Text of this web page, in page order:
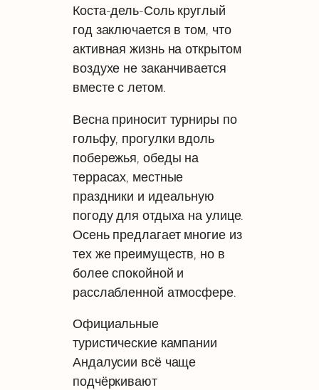
Коста-дель-Соль круглый
год заключается в том, что
активная жизнь на открытом
воздухе не заканчивается
вместе с летом.
Весна приносит турниры по
гольфу, прогулки вдоль
побережья, обеды на
террасах, местные
праздники и идеальную
погоду для отдыха на улице.
Осень предлагает многие из
тех же преимуществ, но в
более спокойной и
расслабленной атмосфере.
Официальные
туристические кампании
Андалусии всё чаще
подчёркивают